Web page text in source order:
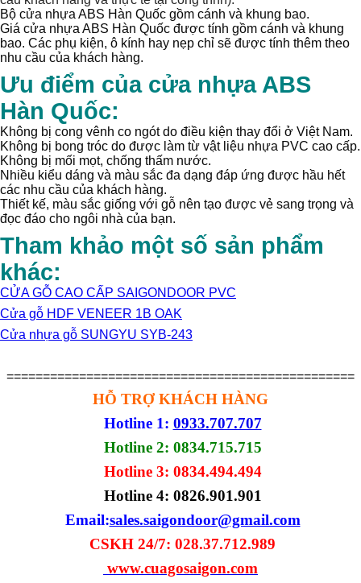
Bộ cửa nhựa ABS Hàn Quốc gồm cánh và khung bao.
Giá cửa nhựa ABS Hàn Quốc được tính gồm cánh và khung
bao. Các phụ kiện, ô kính hay nẹp chỉ sẽ được tính thêm theo
nhu cầu của khách hàng.
Ưu điểm của cửa nhựa ABS
Hàn Quốc:
Không bị cong vênh co ngót do điều kiện thay đổi ở Việt Nam.
Không bị bong tróc do được làm từ vật liệu nhựa PVC cao cấp.
Không bị mối mọt, chống thấm nước.
Nhiều kiểu dáng và màu sắc đa dạng đáp ứng được hầu hết
các nhu cầu của khách hàng.
Thiết kế, màu sắc giống với gỗ nên tạo được vẻ sang trọng và
đọc đáo cho ngôi nhà của bạn.
Tham khảo một số sản phẩm
khác:
CỬA GỖ CAO CẤP SAIGONDOOR PVC
Cửa gỗ HDF VENEER 1B OAK
Cửa nhựa gỗ SUNGYU SYB-243
================================================
HỖ TRỢ KHÁCH HÀNG
Hotline 1: 0933.707.707
Hotline 2: 0834.715.715
Hotline 3: 0834.494.494
Hotline 4: 0826.901.901
Email:sales.saigondoor@gmail.com
CSKH 24/7: 028.37.712.989
www.cuagosaigon.com